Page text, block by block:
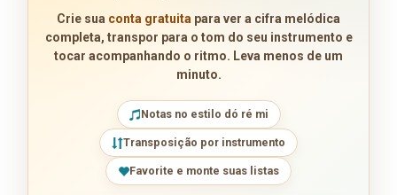
Crie sua conta gratuita para ver a cifra melódica
completa, transpor para o tom do seu instrumento e
tocar acompanhando o ritmo. Leva menos de um
minuto.
Notas no estilo dó ré mi
Transposição por instrumento
Favorite e monte suas listas